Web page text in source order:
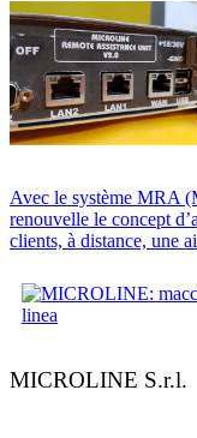
Avec le système MRA
renouvelle le concept
clients, à distance, une
MICROLINE S.r.l.